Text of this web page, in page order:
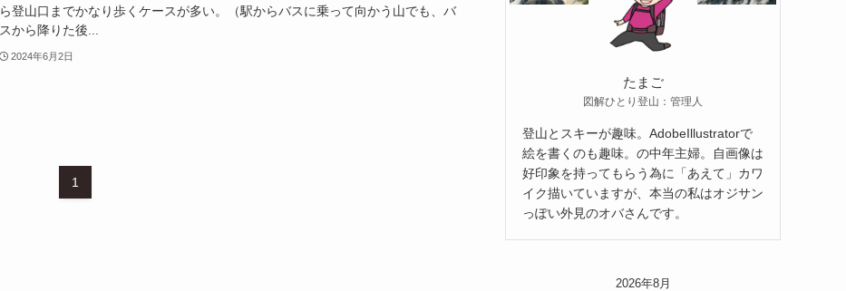
ら登山口までかなり歩くケースが多い。（駅からバスに乗って向かう山でも、バ
スから降りた後...
2024年6月2日
1
たまご
図解ひとり登山：管理人
登山とスキーが趣味。AdobeIllustratorで
絵を書くのも趣味。の中年主婦。自画像は
好印象を持ってもらう為に「あえて」カワ
イク描いていますが、本当の私はオジサン
っぽい外見のオバさんです。
2026年8月